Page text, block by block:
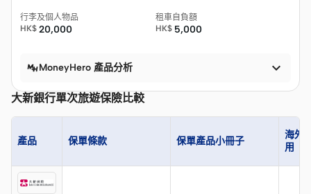
行李及個人物品
HK$ 20,000
租車自負額
HK$ 5,000
MoneyHero 產品分析 
大新銀行單次旅遊保險比較
產品 保單條款 保單產品小冊子
海外
用